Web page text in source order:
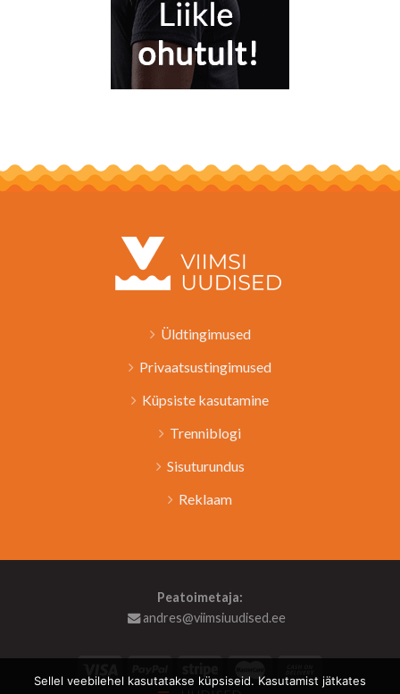
Üldtingimused
Privaatsustingimused
Küpsiste kasutamine
Trenniblogi
Sisuturundus
Reklaam
Peatoimetaja:
andres@viimsiuudised.ee
Sellel veebilehel kasutatakse küpsiseid. Kasutamist jätkates